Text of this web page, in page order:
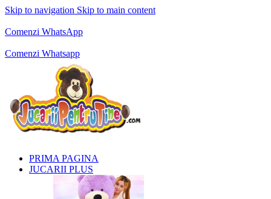
Skip to navigation Skip to main content
Comenzi WhatsApp
Comenzi Whatsapp
PRIMA PAGINA
JUCARII PLUS